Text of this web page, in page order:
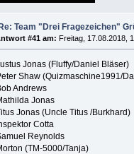
Team "Drei Fragezeichen"
#41 am: Freitag, 17.08.2018,
Jonas (Fluffy/Daniel Bläser)
Shaw (Quizmaschine1991/
Andrews
Jonas
Jonas (Uncle Titus /Burkhard)
Cotta
Reynolds
(TM-5000/Tanja)